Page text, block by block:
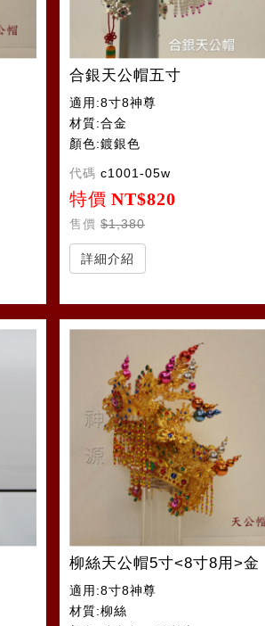
合銀天公帽五寸
適用:8寸8神尊
材質:合金
顏色:鍍銀色
代碼 c1001-05w
特價 NT$820
售價 $1,380
詳細介紹
柳絲天公帽5寸<8寸8用>金
適用:8寸8神尊
材質:柳絲